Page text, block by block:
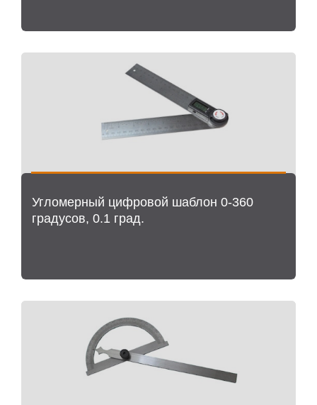
Угломерный цифровой шаблон 0-360
градусов, 0.1 град.